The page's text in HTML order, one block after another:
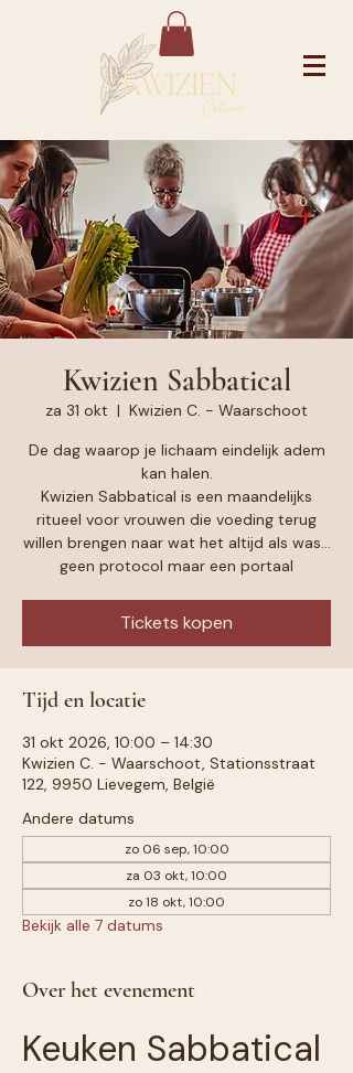
Kwizien Sabbatical
za 31 okt
  |
Kwizien C. - Waarschoot
De dag waarop je lichaam eindelijk adem
kan halen.
Kwizien Sabbatical is een maandelijks
ritueel voor vrouwen die voeding terug
willen brengen naar wat het altijd als was...
geen protocol maar een portaal
Tickets kopen
Tijd en locatie
31 okt 2026, 10:00 – 14:30
Kwizien C. - Waarschoot, Stationsstraat
122, 9950 Lievegem, België
Andere datums
zo 06 sep, 10:00
za 03 okt, 10:00
zo 18 okt, 10:00
Bekijk alle 7 datums
Over het evenement
Keuken Sabbatical